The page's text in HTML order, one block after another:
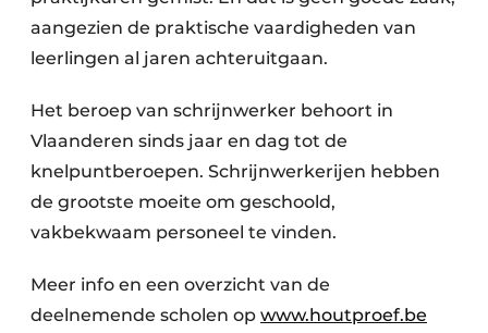
aangezien de praktische vaardigheden van
leerlingen al jaren achteruitgaan.
Het beroep van schrijnwerker behoort in
Vlaanderen sinds jaar en dag tot de
knelpuntberoepen. Schrijnwerkerijen hebben
de grootste moeite om geschoold,
vakbekwaam personeel te vinden.
Meer info en een overzicht van de
deelnemende scholen op www.houtproef.be